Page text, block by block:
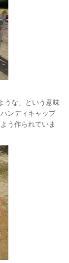
うな」という意味
ンディキャップ
う作られていま